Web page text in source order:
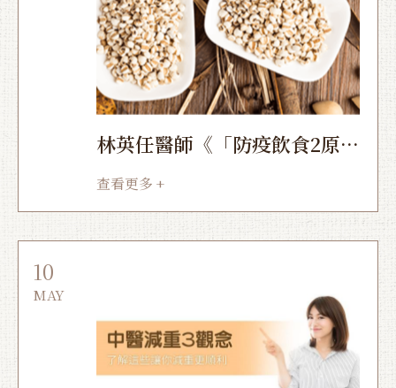
林英任醫師《「防疫飲食2原
則」，小心辛香料藏陷阱！》
查看更多 +
10
MAY